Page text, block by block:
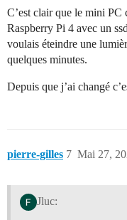
C’est clair que le mini PC
Raspberry Pi 4 avec un
voulais éteindre une
quelques minutes.
Depuis que j’ai changé
pierre-gilles Mai 27,
7
Jluc: